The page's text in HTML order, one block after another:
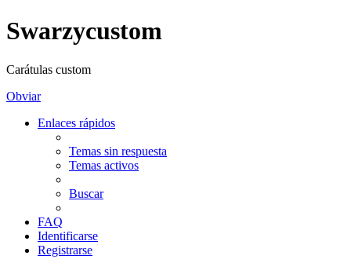
Swarzycustom
Carátulas custom
Obviar
Enlaces rápidos
Temas sin respuesta
Temas activos
Buscar
FAQ
Identificarse
Registrarse